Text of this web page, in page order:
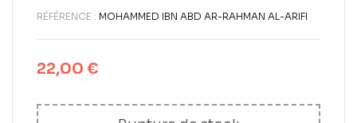
RÉFÉRENCE : MOHAMMED IBN ABD AR-RAHMAN AL-ARIFI
22,00 €